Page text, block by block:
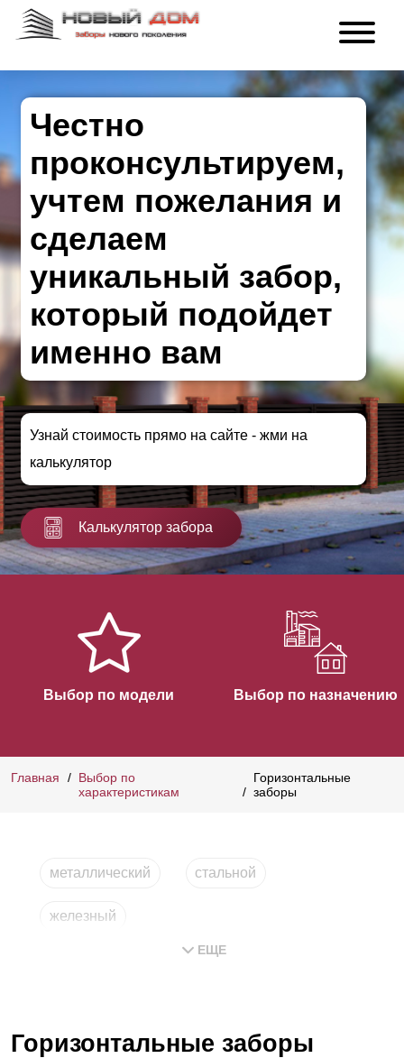
Честно
проконсультируем,
учтем пожелания и
сделаем
уникальный забор,
который подойдет
именно вам
Узнай стоимость прямо на сайте - жми на
калькулятор
Калькулятор забора
Выбор по модели Выбор по назначению
Главная
Выбор по
характеристикам
Горизонтальные
заборы
металлический стальной
железный
из горизонтальных металлических планок
ЕЩЕ
Горизонтальные заборы